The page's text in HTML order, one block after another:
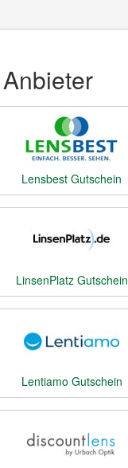
Lensbest Gutschein
LinsenPlatz Gutschein
Lentiamo Gutschein